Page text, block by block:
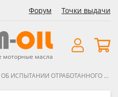
Форум Точки выдачи
моторные масла
ТРАНСМИССИОННОГО МАСЛА AMSOIL SEVERE GEAR SYNTHETIC EXTREME PRESSURE (EP) LUBRICANT SAE 75W-110